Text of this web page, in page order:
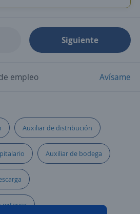
Siguiente
empleo Avísame
Auxiliar de distribución
Auxiliar de bodega
exterior